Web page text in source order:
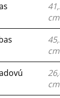
cm
cm
cm